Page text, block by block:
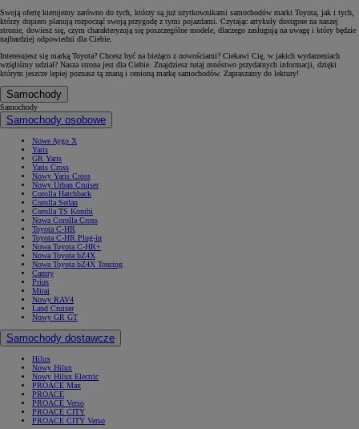
Swoją ofertę kierujemy zarówno do tych, którzy są już użytkownikami samochodów marki Toyota, jak i tych,
którzy dopiero planują rozpocząć swoją przygodę z tymi pojazdami. Czytając artykuły dostępne na naszej
stronie, dowiesz się, czym charakteryzują się poszczególne modele, dlaczego zasługują na uwagę i który będzie
najbardziej odpowiedni dla Ciebie.
Interesujesz się marką Toyota? Chcesz być na bieżąco z nowościami? Ciekawi Cię, w jakich wydarzeniach
wzięliśmy udział? Nasza strona jest dla Ciebie. Znajdziesz tutaj mnóstwo przydatnych informacji, dzięki
którym jeszcze lepiej poznasz tą znaną i cenioną markę samochodów. Zapraszamy do lektury!
Samochody
Samochody
Samochody osobowe
Nowe Aygo X
Yaris
GR Yaris
Yaris Cross
Nowy Yaris Cross
Nowy Urban Cruiser
Corolla Hatchback
Corolla Sedan
Corolla TS Kombi
Nowa Corolla Cross
Toyota C-HR
Toyota C-HR Plug-in
Nowa Toyota C-HR+
Nowa Toyota bZ4X
Nowa Toyota bZ4X Touring
Camry
Prius
Mirai
Nowy RAV4
Land Cruiser
Nowy GR GT
Samochody dostawcze
Hilux
Nowy Hilux
Nowy Hilux Electric
PROACE Max
PROACE
PROACE Verso
PROACE CITY
PROACE CITY Verso